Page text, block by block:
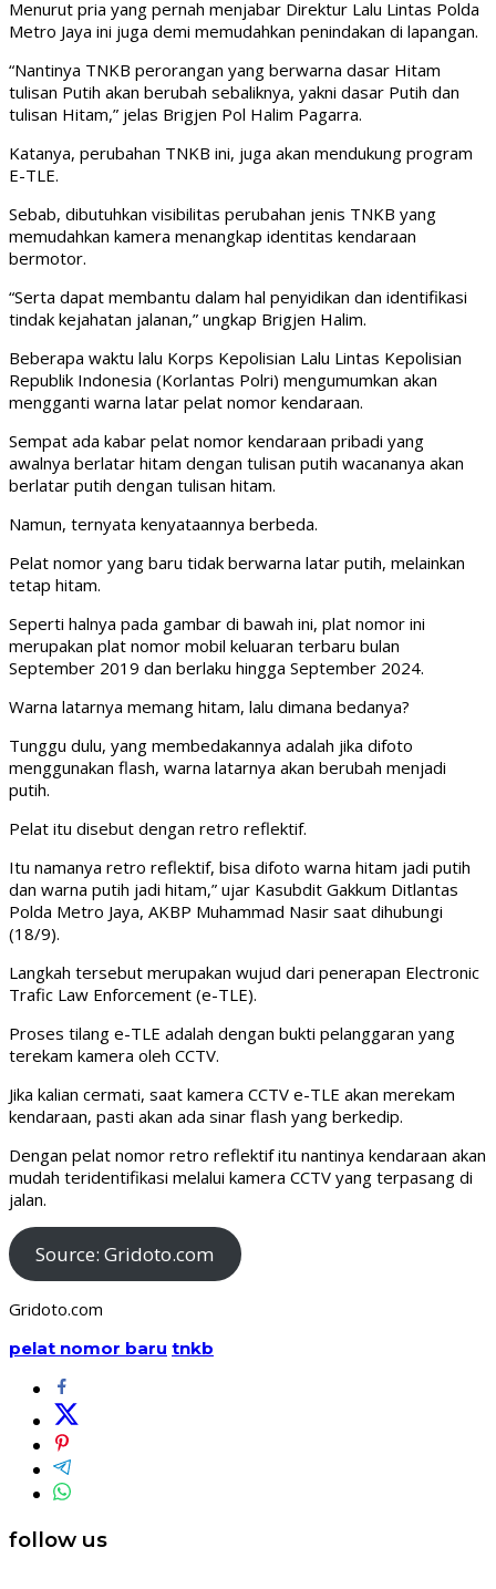
Menurut pria yang pernah menjabar Direktur Lalu Lintas Polda
Metro Jaya ini juga demi memudahkan penindakan di lapangan.
“Nantinya TNKB perorangan yang berwarna dasar Hitam
tulisan Putih akan berubah sebaliknya, yakni dasar Putih dan
tulisan Hitam,” jelas Brigjen Pol Halim Pagarra.
Katanya, perubahan TNKB ini, juga akan mendukung program
E-TLE.
Sebab, dibutuhkan visibilitas perubahan jenis TNKB yang
memudahkan kamera menangkap identitas kendaraan
bermotor.
“Serta dapat membantu dalam hal penyidikan dan identifikasi
tindak kejahatan jalanan,” ungkap Brigjen Halim.
Beberapa waktu lalu Korps Kepolisian Lalu Lintas Kepolisian
Republik Indonesia (Korlantas Polri) mengumumkan akan
mengganti warna latar pelat nomor kendaraan.
Sempat ada kabar pelat nomor kendaraan pribadi yang
awalnya berlatar hitam dengan tulisan putih wacananya akan
berlatar putih dengan tulisan hitam.
Namun, ternyata kenyataannya berbeda.
Pelat nomor yang baru tidak berwarna latar putih, melainkan
tetap hitam.
Seperti halnya pada gambar di bawah ini, plat nomor ini
merupakan plat nomor mobil keluaran terbaru bulan
September 2019 dan berlaku hingga September 2024.
Warna latarnya memang hitam, lalu dimana bedanya?
Tunggu dulu, yang membedakannya adalah jika difoto
menggunakan flash, warna latarnya akan berubah menjadi
putih.
Pelat itu disebut dengan retro reflektif.
Itu namanya retro reflektif, bisa difoto warna hitam jadi putih
dan warna putih jadi hitam,” ujar Kasubdit Gakkum Ditlantas
Polda Metro Jaya, AKBP Muhammad Nasir saat dihubungi
(18/9).
Langkah tersebut merupakan wujud dari penerapan Electronic
Trafic Law Enforcement (e-TLE).
Proses tilang e-TLE adalah dengan bukti pelanggaran yang
terekam kamera oleh CCTV.
Jika kalian cermati, saat kamera CCTV e-TLE akan merekam
kendaraan, pasti akan ada sinar flash yang berkedip.
Dengan pelat nomor retro reflektif itu nantinya kendaraan akan
mudah teridentifikasi melalui kamera CCTV yang terpasang di
jalan.
Source: Gridoto.com
Gridoto.com
pelat nomor baru tnkb
follow us